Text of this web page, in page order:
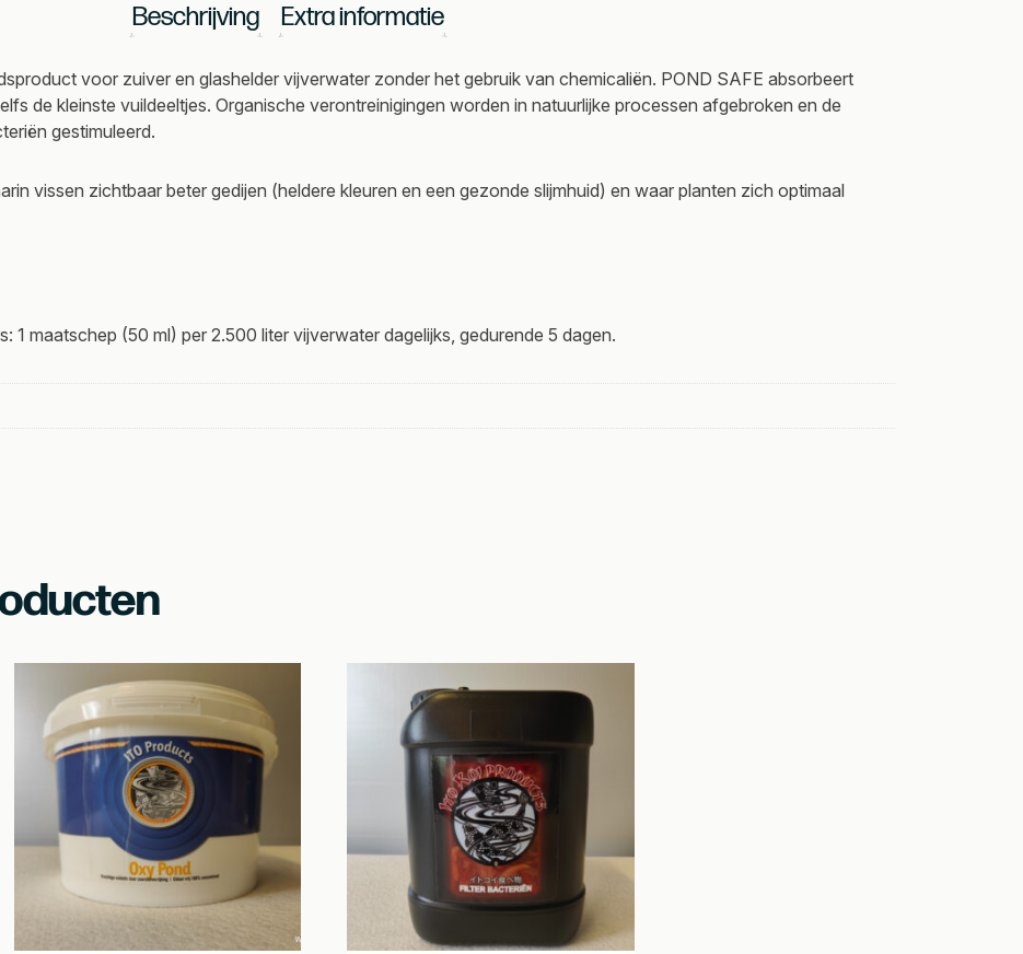
Beschrijving Extra informatie
voor zuiver en glashelder vijverwater zonder het gebruik van chemicaliën. POND SAFE absorbeert
de kleinste vuildeeltjes. Organische verontreinigingen worden in natuurlijke processen afgebroken en de
gestimuleerd.
vissen zichtbaar beter gedijen (heldere kleuren en een gezonde slijmhuid) en waar planten zich optimaal
1 maatschep (50 ml) per 2.500 liter vijverwater dagelijks, gedurende 5 dagen.